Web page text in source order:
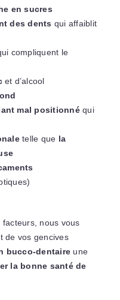
en sucres
des dents qui affaiblit
compliquent le
et d’alcool
mal positionnéqui
telle que la
nous vous
de vos gencives
bucco-dentaire une
la bonne santé de